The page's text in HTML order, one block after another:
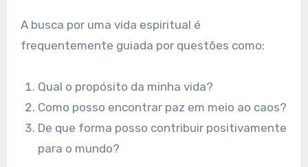
A busca por uma vida espiritual é
frequentemente guiada por questões como:
Qual o propósito da minha vida?
Como posso encontrar paz em meio ao caos?
De que forma posso contribuir positivamente
para o mundo?